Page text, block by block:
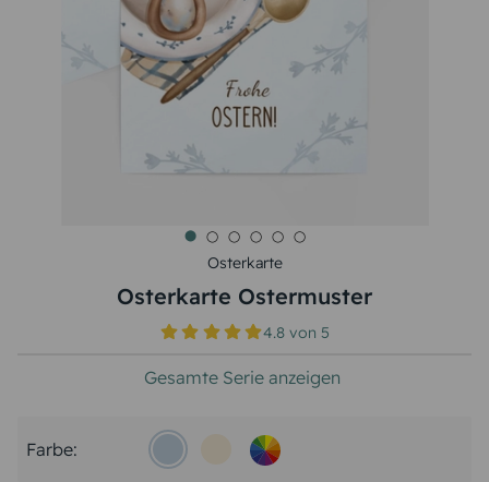
Osterkarte
Osterkarte Ostermuster
4.8 von5
Gesamte Serie anzeigen
Farbe: